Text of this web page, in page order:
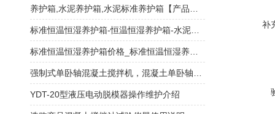
补
YDT-20型液压电动脱模器操作维护介绍